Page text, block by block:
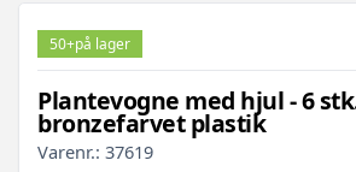
50+på lager
Plantevogne med hjul - 6
bronzefarvet plastik
Varenr.: 37619